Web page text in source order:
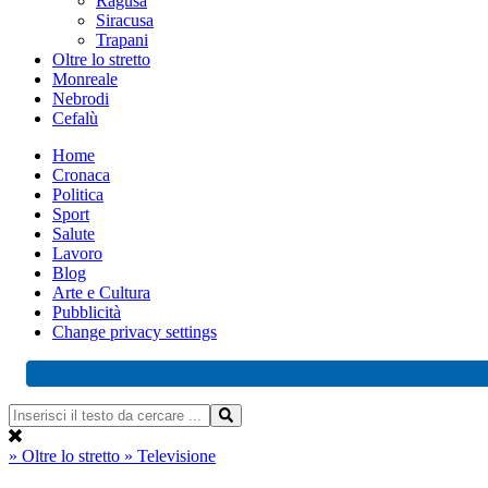
Siracusa
Trapani
Oltre lo stretto
Monreale
Nebrodi
Cefalù
Home
Cronaca
Politica
Sport
Salute
Lavoro
Blog
Arte e Cultura
Pubblicità
Change privacy settings
» Oltre lo stretto » Televisione